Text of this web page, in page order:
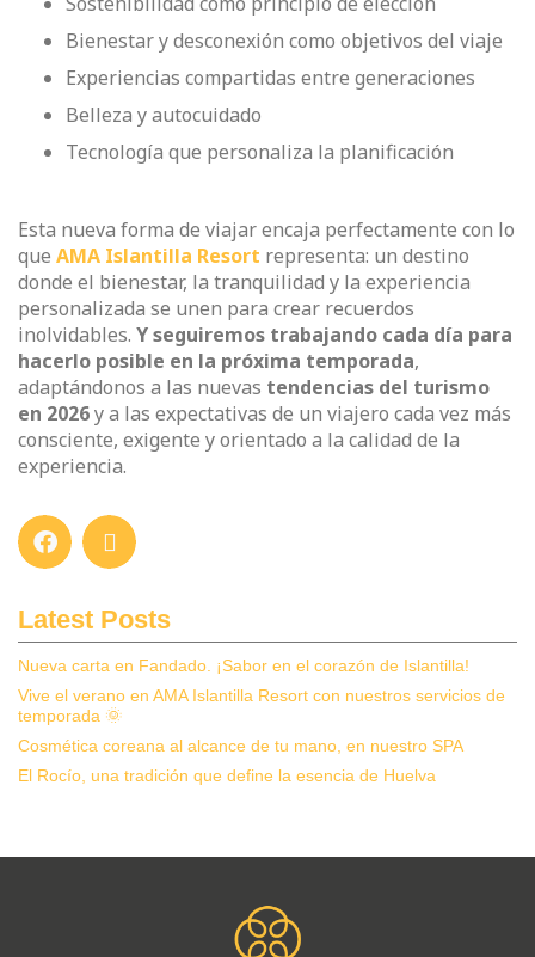
Bienestar y desconexión como objetivos del viaje
Experiencias compartidas entre generaciones
Belleza y autocuidado
Tecnología que personaliza la planificación
Esta nueva forma de viajar encaja perfectamente con lo
que AMA Islantilla Resort representa: un destino
donde el bienestar, la tranquilidad y la experiencia
personalizada se unen para crear recuerdos
inolvidables. Y seguiremos trabajando cada día para
hacerlo posible en la próxima temporada,
adaptándonos a las nuevas tendencias del turismo
en 2026y a las expectativas de un viajero cada vez más
consciente, exigente y orientado a la calidad de la
experiencia.
Latest Posts
Nueva carta en Fandado. ¡Sabor en el corazón de Islantilla!
Vive el verano en AMA Islantilla Resort con nuestros servicios de
temporada 🌞
Cosmética coreana al alcance de tu mano, en nuestro SPA
El Rocío, una tradición que define la esencia de Huelva